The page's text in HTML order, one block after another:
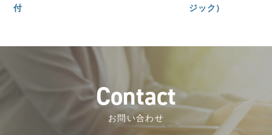
付
ジック）
Contact
お問い合わせ